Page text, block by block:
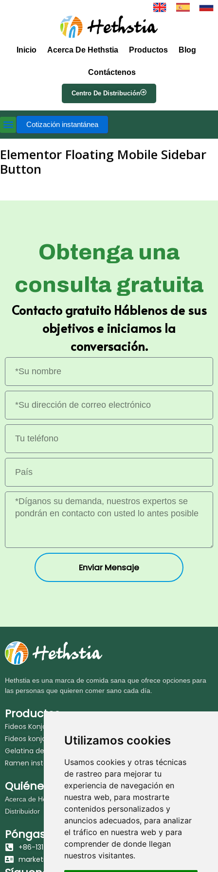
Utilizamos cookies
Usamos cookies y otras técnicas
de rastreo para mejorar tu
experiencia de navegación en
nuestra web, para mostrarte
contenidos personalizados y
anuncios adecuados, para analizar
el tráfico en nuestra web y para
comprender de donde llegan
nuestros visitantes.
Inicio Acerca De Hethstia Productos Blog
Contáctenos
Centro De Distribución
Cotización instantánea
Elementor Floating Mobile Sidebar
Button
Obtenga una
consulta gratuita
Contacto gratuito Háblenos de sus
objetivos e iniciamos la
conversación.
Enviar Mensaje
Hethstia es una marca de comida sana que ofrece opciones para
las personas que quieren comer sano cada día.
Productos
Fideos Konjac
Fideos konjac instantáneos
Gelatina de konjac
Ramen instantáneo rico en proteínas
Quiénes somos
Acerca de Hethstia
Distribuidor
Póngase en contacto
+86-131-6617-7383
marketing@hethstia.com